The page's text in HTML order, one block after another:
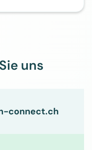
uns
connect.ch